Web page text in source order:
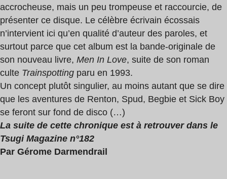
accrocheuse, mais un peu trompeuse et raccourcie, de
présenter ce disque. Le célèbre écrivain écossais
n’intervient ici qu’en qualité d’auteur des paroles, et
surtout parce que cet album est la bande-originale de
son nouveau livre, Men In Love, suite de son roman
culte Trainspotting paru en 1993.
Un concept plutôt singulier, au moins autant que se dire
que les aventures de Renton, Spud, Begbie et Sick Boy
se feront sur fond de disco (…)
La suite de cette chronique est à retrouver dans le
Tsugi Magazine n°182
Par Gérome Darmendrail